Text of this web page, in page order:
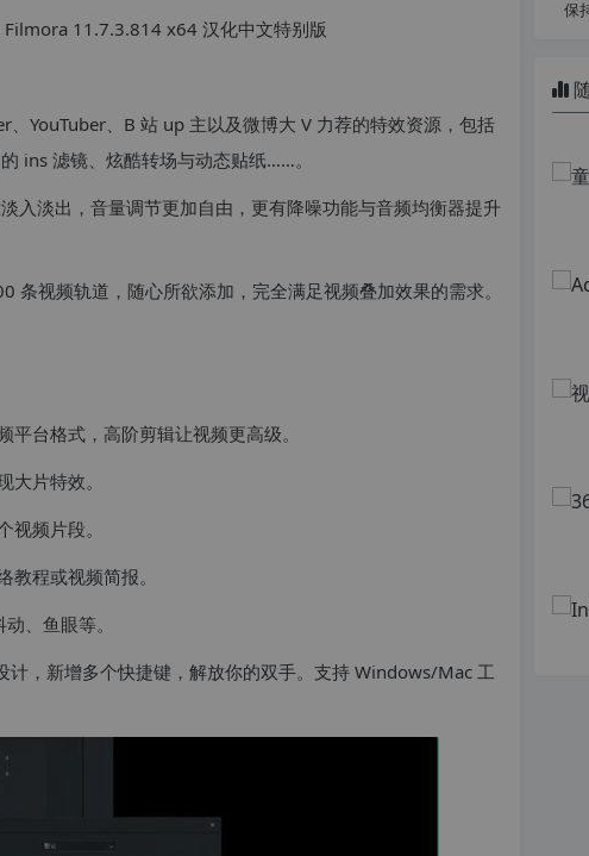
YouTuber、B 站 up 主以及微博大 V 力荐的特效资源，包括
ins 滤镜、炫酷转场与动态贴纸……。
入淡出，音量调节更加自由，更有降噪功能与音频均衡器提升
条视频轨道，随心所欲添加，完全满足视频叠加效果的需求。
台格式，高阶剪辑让视频更高级。
片特效。
频片段。
程或视频简报。
、鱼眼等。
计，新增多个快捷键，解放你的双手。支持 Windows/Mac 工
保